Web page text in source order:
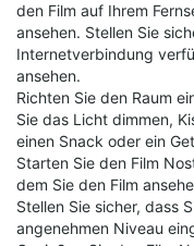
den Film auf Ihrem
ansehen. Stellen Sie
Internetverbindung
ansehen.
Richten Sie den Raum
Sie das Licht dimmen,
einen Snack oder ein
Starten Sie den Film
dem Sie den Film
Stellen Sie sicher, dass
angenehmen Niveau